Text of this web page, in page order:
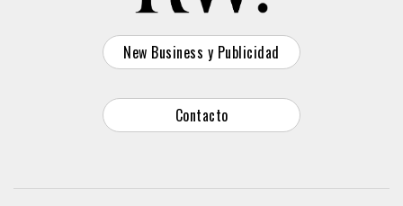
New Business y Publicidad
Contacto